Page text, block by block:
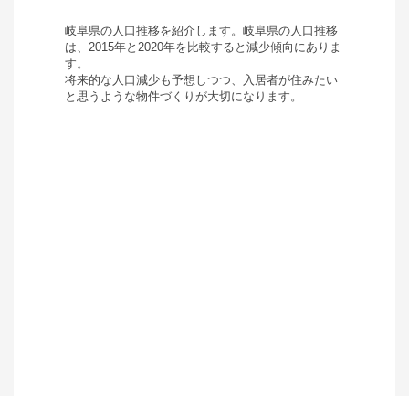
岐阜県の人口推移を紹介します。 岐阜県の人口推移
は、2015年と2020年を比較すると 減少傾向にありま
す。
将来的な人口減少も予想しつつ、入居者が住みたい
と思うような物件づくりが大切になります。